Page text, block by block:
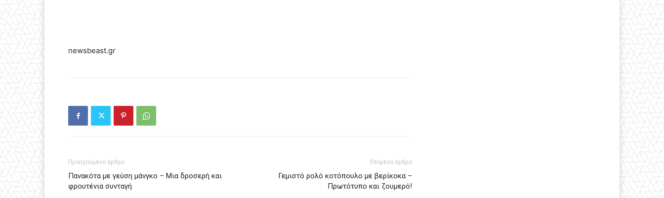
newsbeast.gr
Προηγούμενο άρθρο
Πανακότα με γεύση μάνγκο – Μια δροσερή και
φρουτένια συνταγή
Επόμενο άρθρο
Γεμιστό ρολό κοτόπουλο με βερίκοκα –
Πρωτότυπο και ζουμερό!